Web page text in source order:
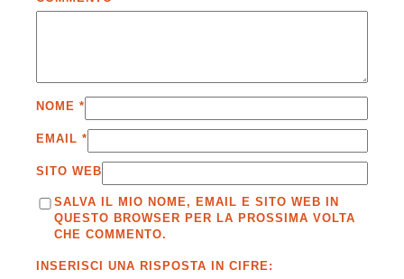
NOME *
EMAIL *
SITO WEB
SALVA IL MIO NOME, EMAIL E SITO WEB IN
QUESTO BROWSER PER LA PROSSIMA VOLTA
CHE COMMENTO.
INSERISCI UNA RISPOSTA IN CIFRE: